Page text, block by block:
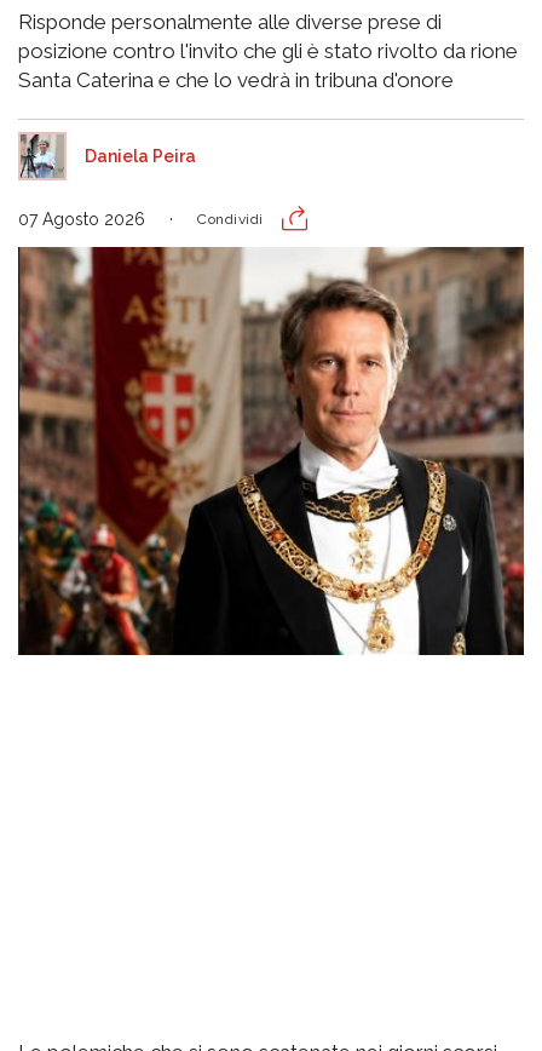
Risponde personalmente alle diverse prese di
posizione contro l'invito che gli è stato rivolto da rione
Santa Caterina e che lo vedrà in tribuna d'onore
Daniela Peira
07 Agosto 2026 Condividi